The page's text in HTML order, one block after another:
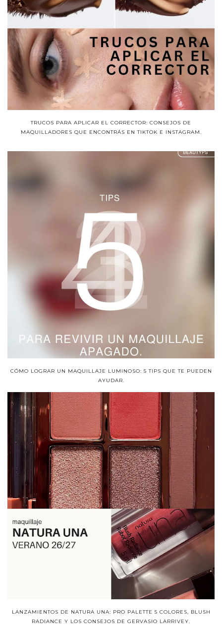
TRUCOS PARA APLICAR EL CORRECTOR: CONSEJOS DE
MAQUILLADORES QUE ENCONTRÁS EN TIKTOK E INSTAGRAM.
CÓMO LOGRAR UN MAQUILLAJE LUMINOSO: 5 TIPS QUE TE PUEDEN
AYUDAR.
LANZAMIENTOS DE NATURA UNA: PRO PALETTE 5 COLORES, BLUSH
RADIANCE Y LOS CONSEJOS DE GERVASIO LARRIVEY.